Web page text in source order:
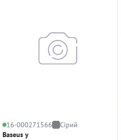
16-000271566
Сірий
Baseus y